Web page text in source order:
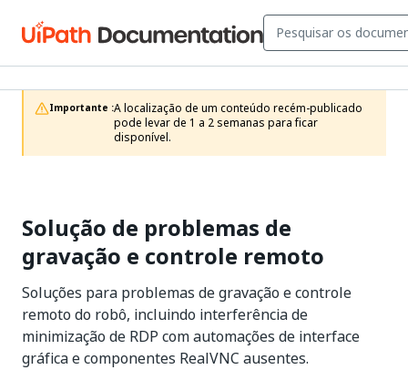
Importante :A localização de um conteúdo recém-publicado
pode levar de 1 a 2 semanas para ficar
disponível.
Solução de problemas de
gravação e controle remoto
Soluções para problemas de gravação e controle
remoto do robô, incluindo interferência de
minimização de RDP com automações de interface
gráfica e componentes RealVNC ausentes.